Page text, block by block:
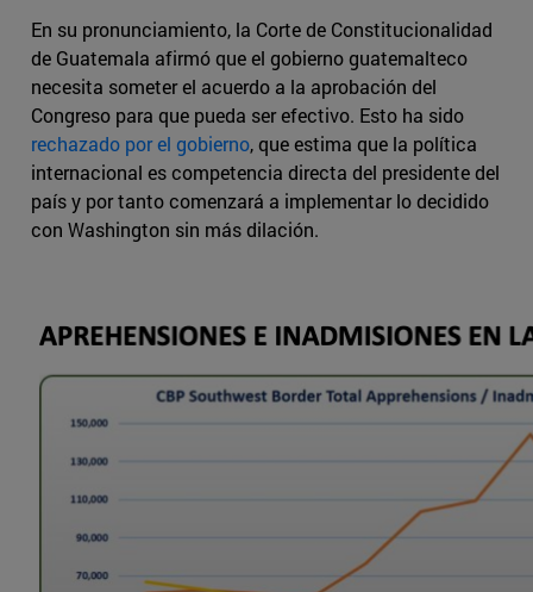
En su pronunciamiento, la Corte de Constitucionalidad
de Guatemala afirmó que el gobierno guatemalteco
necesita someter el acuerdo a la aprobación del
Congreso para que pueda ser efectivo. Esto ha sido
rechazado por el gobierno, que estima que la política
internacional es competencia directa del presidente del
país y por tanto comenzará a implementar lo decidido
con Washington sin más dilación.